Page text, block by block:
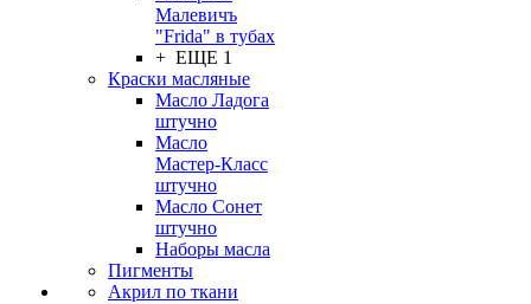
Малевичъ
"Frida" в тубах
+ ЕЩЕ 1
Краски масляные
Масло Ладога
штучно
Масло
Мастер-Класс
штучно
Масло Сонет
штучно
Наборы масла
Пигменты
Акрил по ткани